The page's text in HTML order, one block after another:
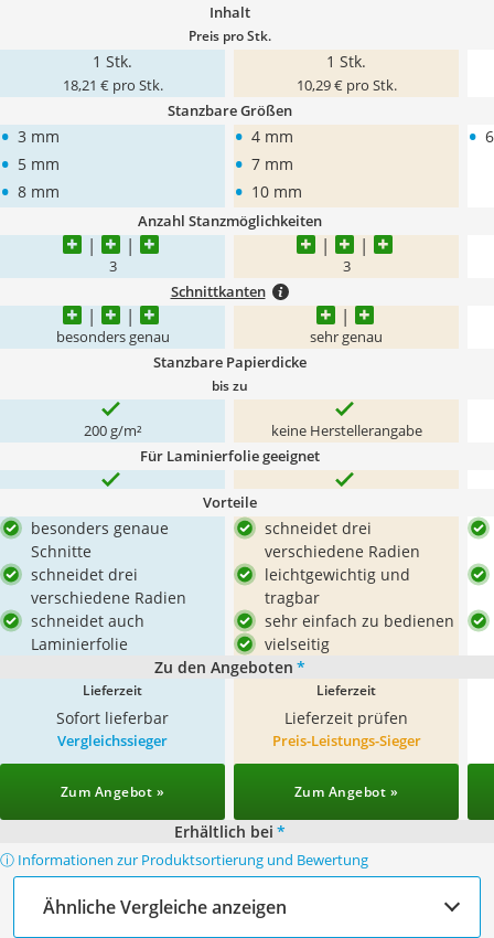
Inhalt
Preis pro Stk.
1 Stk.
18,21 € pro Stk.
1 Stk.
10,29 € pro Stk.
Stanzbare Größen
• 3 mm
• 5 mm
• 8 mm
• 4 mm
• 7 mm
• 10 mm
•
Anzahl Stanzmöglichkeiten
3 3
Schnittkanten
besonders genau sehr genau
Stanzbare Papierdicke
bis zu
200 g/m² keine Herstellerangabe
Für Laminierfolie geeignet
Vorteile
besonders genaue
Schnitte
schneidet drei
verschiedene Radien
schneidet auch
Laminierfolie
schneidet drei
verschiedene Radien
leichtgewichtig und
tragbar
sehr einfach zu bedienen
vielseitig
Zu den Angeboten *
Lieferzeit
Sofort lieferbar
Lieferzeit
Lieferzeit prüfen
Vergleichssieger
Zum Angebot »
Preis-Leistungs-Sieger
Zum Angebot »
Erhältlich bei *
ⓘ Informationen zur Produktsortierung und Bewertung
Ähnliche Vergleiche anzeigen